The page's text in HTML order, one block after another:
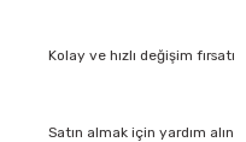
Kolay ve hızlı değişim fırsatı
Satın almak için yardım alın